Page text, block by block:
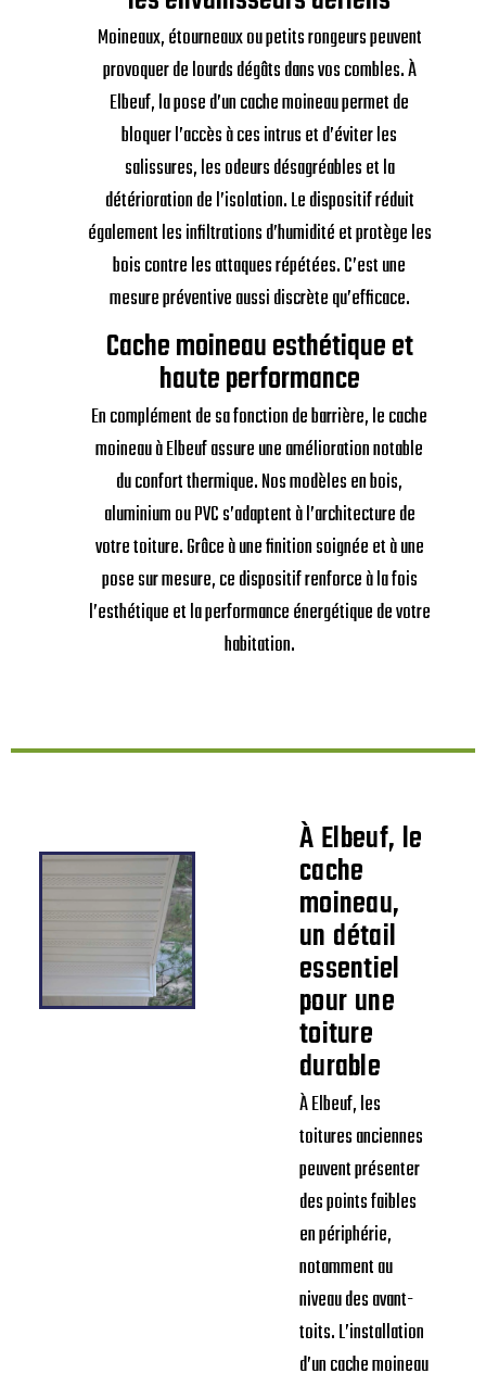
Moineaux, étourneaux ou petits rongeurs peuvent
provoquer de lourds dégâts dans vos combles. À
Elbeuf, la pose d’un cache moineau permet de
bloquer l’accès à ces intrus et d’éviter les
salissures, les odeurs désagréables et la
détérioration de l’isolation. Le dispositif réduit
également les infiltrations d’humidité et protège les
bois contre les attaques répétées. C’est une
mesure préventive aussi discrète qu’efficace.
Cache moineau esthétique et
haute performance
En complément de sa fonction de barrière, le cache
moineau à Elbeuf assure une amélioration notable
du confort thermique. Nos modèles en bois,
aluminium ou PVC s’adaptent à l’architecture de
votre toiture. Grâce à une finition soignée et à une
pose sur mesure, ce dispositif renforce à la fois
l’esthétique et la performance énergétique de votre
habitation.
À Elbeuf, le
cache
moineau,
un détail
essentiel
pour une
toiture
durable
À Elbeuf, les
toitures anciennes
peuvent présenter
des points faibles
en périphérie,
notamment au
niveau des avant-
toits. L’installation
d’un cache moineau